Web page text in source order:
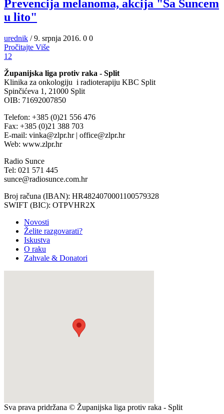
Prevencija melanoma, akcija "Sa Suncem
u lito"
urednik / 9. srpnja 2016. 0 0
Pročitajte Više
1 2
Županijska liga protiv raka - Split
Klinika za onkologiju i radioterapiju KBC Split
Spinčićeva 1, 21000 Split
OIB: 71692007850
Telefon: +385 (0)21 556 476
Fax: +385 (0)21 388 703
E-mail: vinka@zlpr.hr | office@zlpr.hr
Web: www.zlpr.hr
Radio Sunce
Tel: 021 571 445
sunce@radiosunce.com.hr
Broj računa (IBAN): HR4824070001100579328
SWIFT (BIC): OTPVHR2X
Novosti
Želite razgovarati?
Iskustva
O raku
Zahvale & Donatori
Sva prava pridržana © Županijska liga protiv raka - Split